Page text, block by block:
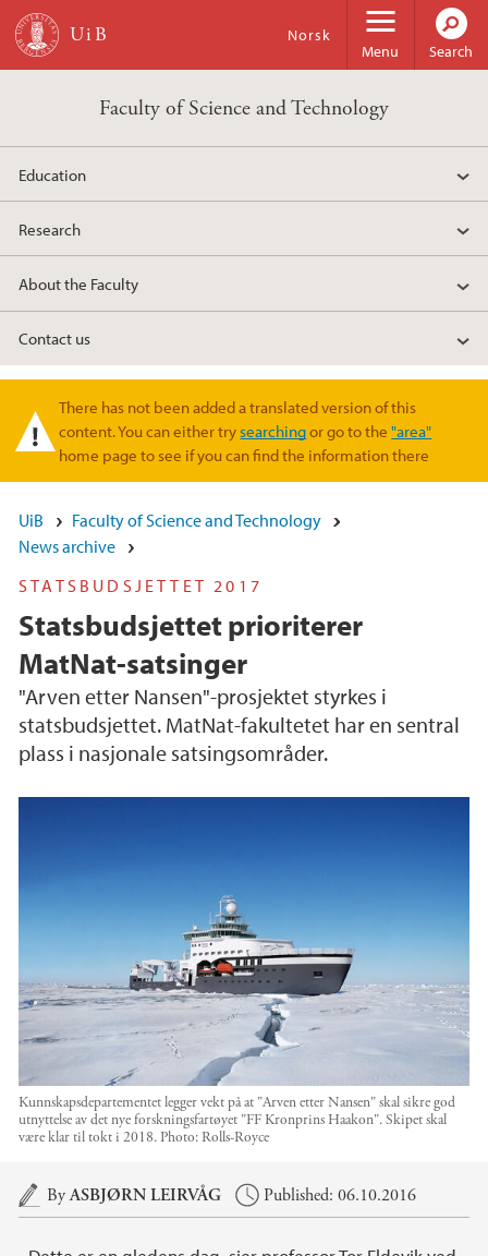
Skip to main content
Menu
Norsk
Search
Faculty of Science and Technology
Education
Research
About the Faculty
Contact us
Warning message
There has not been added a translated version of this
content. You can either try searchingor go to the"area"
home page to see if you can find the information there
UiB
Faculty of Science and Technology
News archive
STATSBUDSJETTET 2017
Statsbudsjettet prioriterer
MatNat-satsinger
"Arven etter Nansen"-prosjektet styrkes i
statsbudsjettet. MatNat-fakultetet har en sentral
plass i nasjonale satsingsområder.
Kunnskapsdepartementet legger vekt på at "Arven etter Nansen" skal sikre god
utnyttelse av det nye forskningsfartøyet "FF Kronprins Haakon". Skipet skal
være klar til tokt i 2018. Photo: Rolls-Royce
Main content
ByASBJØRN LEIRVÅG Published: 06.10.2016